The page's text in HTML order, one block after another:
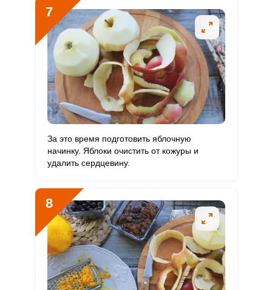
7
За это время подготовить яблочную
начинку. Яблоки очистить от кожуры и
удалить сердцевину.
8